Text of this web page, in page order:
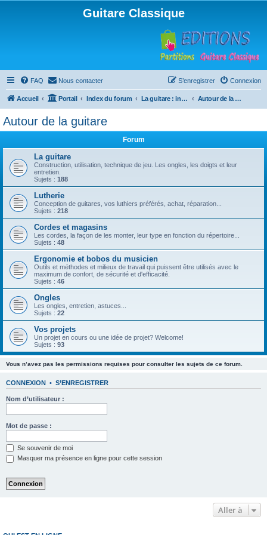
Guitare Classique
FAQ Nous contacter Connexion
S’enregistrer
Accueil Portail Index du forum La guitare : instrument, cours et théorie Autour de la guitare
Autour de la guitare
Forum
La guitare
Construction, utilisation, technique de jeu. Les ongles, les doigts et leur
entretien.
Sujets : 188
Lutherie
Conception de guitares, vos luthiers préférés, achat, réparation...
Sujets : 218
Cordes et magasins
Les cordes, la façon de les monter, leur type en fonction du répertoire...
Sujets : 48
Ergonomie et bobos du musicien
Outils et méthodes et milieux de travail qui puissent être utilisés avec le
maximum de confort, de sécurité et d'efficacité.
Sujets : 46
Ongles
Les ongles, entretien, astuces...
Sujets : 22
Vos projets
Un projet en cours ou une idée de projet? Welcome!
Sujets : 93
Vous n’avez pas les permissions requises pour consulter les sujets de ce forum.
CONNEXION • S’ENREGISTRER
Nom d’utilisateur :
Mot de passe :
Se souvenir de moi
Masquer ma présence en ligne pour cette session
Aller à